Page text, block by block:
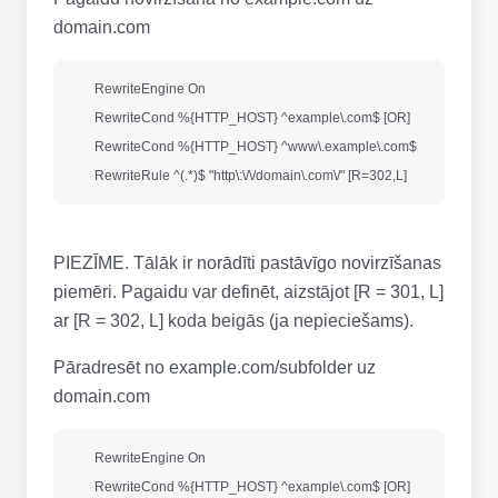
domain.com
        RewriteEngine On
        RewriteCond %{HTTP_HOST} ^example\.com$ [OR]
        RewriteCond %{HTTP_HOST} ^www\.example\.com$
PIEZĪME. Tālāk ir norādīti pastāvīgo novirzīšanas
piemēri. Pagaidu var definēt, aizstājot [R = 301, L]
ar [R = 302, L] koda beigās (ja nepieciešams).
Pāradresēt no example.com/subfolder uz
domain.com
        RewriteEngine On
        RewriteCond %{HTTP_HOST} ^example\.com$ [OR]